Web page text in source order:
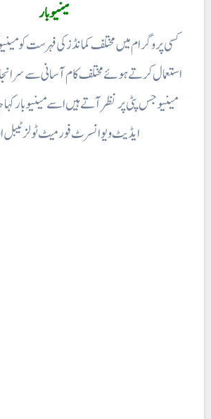
مینیو بار
کسی پروگرام میں مختلف کمانڈز کی فہرست کو
استعمال کرتے ہوئے مختلف کام آسانی سے سر
مینیو جس پٹی پر نظر آتے ہیں اسے مینیو بار
ایڈیٹ ویو انسرٹ فورمیٹ ٹولز